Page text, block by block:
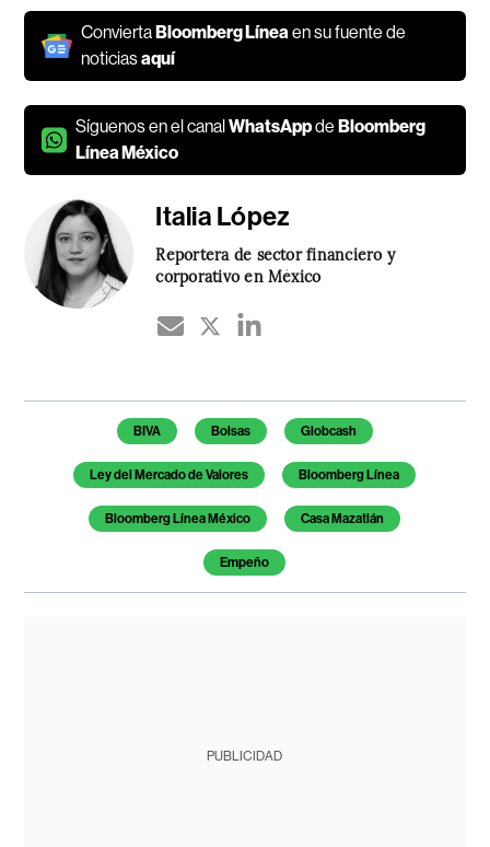
ConviertaBloomberg Líneaen su fuente de
noticiasaquí
Síguenos en el canalWhatsAppdeBloomberg
Línea México
Italia López
Reportera de sector financiero y
corporativo en México
Temas de este artículo
BIVA Bolsas Globcash
Ley del Mercado de Valores Bloomberg Línea
Bloomberg Línea México Casa Mazatlán
Empeño
PUBLICIDAD